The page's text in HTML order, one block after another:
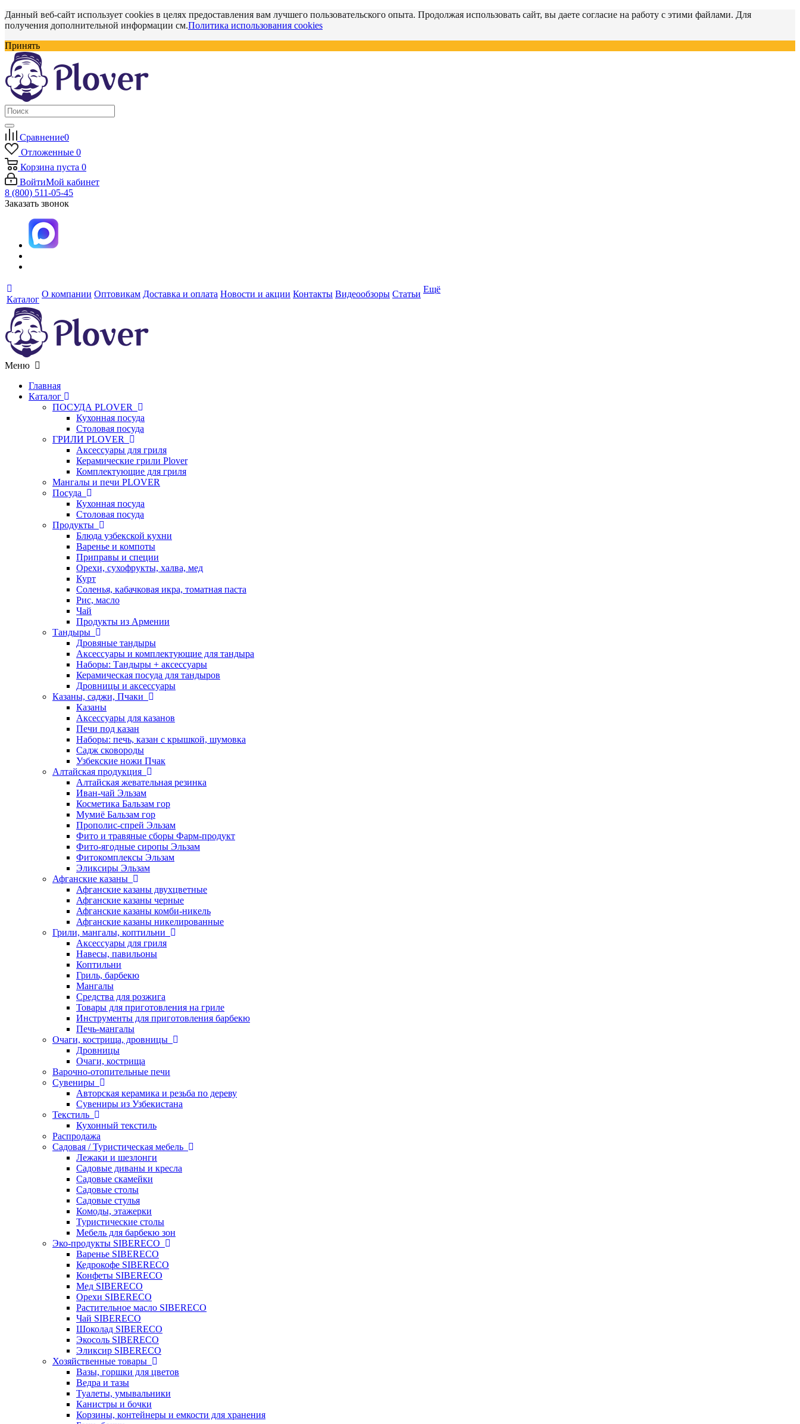
Данный веб-сайт использует cookies в целях предоставления вам лучшего пользовательского опыта. Продолжая использовать сайт, вы даете согласие на работу с этими файлами. Для
получения дополнительной информации см.Политика использования cookies
Принять
Сравнение0
Отложенные 0
Корзина пуста 0
ВойтиМой кабинет
8 (800) 511-05-45
Заказать звонок
Каталог
О компании Оптовикам Доставка и оплата Новости и акции Контакты Видеообзоры Статьи Ещё
Меню
Главная
Каталог
ПОСУДА PLOVER
Кухонная посуда
Столовая посуда
ГРИЛИ PLOVER
Аксессуары для гриля
Керамические грили Plover
Комплектующие для гриля
Мангалы и печи PLOVER
Посуда
Кухонная посуда
Столовая посуда
Продукты
Блюда узбекской кухни
Варенье и компоты
Приправы и специи
Орехи, сухофрукты, халва, мед
Курт
Соленья, кабачковая икра, томатная паста
Рис, масло
Чай
Продукты из Армении
Тандыры
Дровяные тандыры
Аксессуары и комплектующие для тандыра
Наборы: Тандыры + аксессуары
Керамическая посуда для тандыров
Дровницы и аксессуары
Казаны, саджи, Пчаки
Казаны
Аксессуары для казанов
Печи под казан
Наборы: печь, казан с крышкой, шумовка
Садж сковороды
Узбекские ножи Пчак
Алтайская продукция
Алтайская жевательная резинка
Иван-чай Эльзам
Косметика Бальзам гор
Мумиё Бальзам гор
Прополис-спрей Эльзам
Фито и травяные сборы Фарм-продукт
Фито-ягодные сиропы Эльзам
Фитокомплексы Эльзам
Эликсиры Эльзам
Афганские казаны
Афганские казаны двухцветные
Афганские казаны черные
Афганские казаны комби-никель
Афганские казаны никелированные
Грили, мангалы, коптильни
Аксессуары для гриля
Навесы, павильоны
Коптильни
Гриль, барбекю
Мангалы
Средства для розжига
Товары для приготовления на гриле
Инструменты для приготовления барбекю
Печь-мангалы
Очаги, кострища, дровницы
Дровницы
Очаги, кострища
Варочно-отопительные печи
Сувениры
Авторская керамика и резьба по дереву
Сувениры из Узбекистана
Текстиль
Кухонный текстиль
Распродажа
Садовая / Туристическая мебель
Лежаки и шезлонги
Садовые диваны и кресла
Садовые скамейки
Садовые столы
Садовые стулья
Комоды, этажерки
Туристические столы
Мебель для барбекю зон
Эко-продукты SIBERECO
Варенье SIBERECO
Кедрокофе SIBERECO
Конфеты SIBERECO
Мед SIBERECO
Орехи SIBERECO
Растительное масло SIBERECO
Чай SIBERECO
Шоколад SIBERECO
Экосоль SIBERECO
Эликсир SIBERECO
Хозяйственные товары
Вазы, горшки для цветов
Ведра и тазы
Туалеты, умывальники
Канистры и бочки
Корзины, контейнеры и емкости для хранения